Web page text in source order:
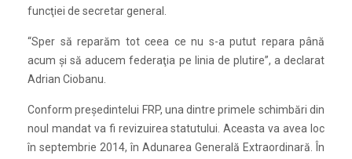
funcţiei de secretar general.
“Sper să reparăm tot ceea ce nu s-a putut repara până
acum şi să aducem federaţia pe linia de plutire”, a declarat
Adrian Ciobanu.
Conform preşedintelui FRP, una dintre primele schimbări din
noul mandat va fi revizuirea statutului. Aceasta va avea loc
în septembrie 2014, în Adunarea Generală Extraordinară. În